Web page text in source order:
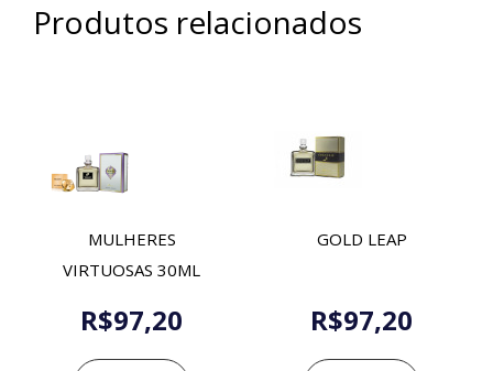
Produtos relacionados
MULHERES
VIRTUOSAS 30ML
R$97,20
GOLD LEAP
R$97,20